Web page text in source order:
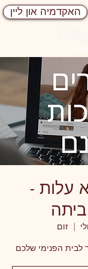
האקדמיה און ליין
עלות -
  |
זום
לבית הפנימי שלכם